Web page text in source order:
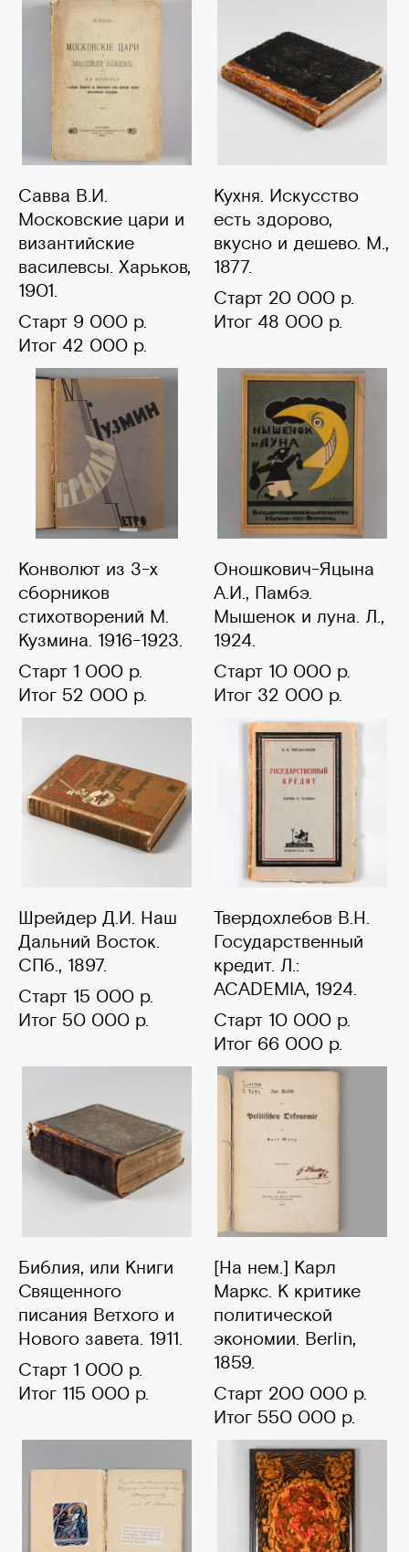
Савва В.И.
Московские цари и
византийские
василевсы. Харьков,
1901.
Старт 9 000 р.
Итог 42 000 р.
Кухня. Искусство
есть здорово,
вкусно и дешево. М.,
1877.
Старт 20 000 р.
Итог 48 000 р.
Конволют из 3-х
сборников
стихотворений М.
Кузмина. 1916-1923.
Старт 1 000 р.
Итог 52 000 р.
Оношкович-Яцына
А.И., Памбэ.
Мышенок и луна. Л.,
1924.
Старт 10 000 р.
Итог 32 000 р.
Шрейдер Д.И. Наш
Дальний Восток.
СПб., 1897.
Старт 15 000 р.
Итог 50 000 р.
Твердохлебов В.Н.
Государственный
кредит. Л.:
ACADEMIA, 1924.
Старт 10 000 р.
Итог 66 000 р.
Библия, или Книги
Священного
писания Ветхого и
Нового завета. 1911.
Старт 1 000 р.
Итог 115 000 р.
[На нем.] Карл
Маркс. К критике
политической
экономии. Berlin,
1859.
Старт 200 000 р.
Итог 550 000 р.